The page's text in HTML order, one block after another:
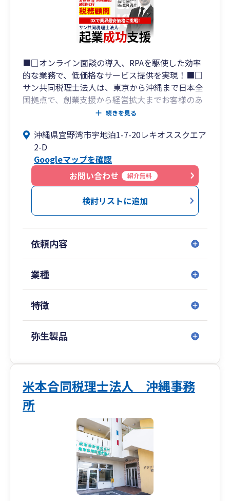
■□オンライン面談の導入、RPAを駆使した効率
的な業務で、低価格なサービス提供を実現！■□
サン共同税理士法人は、東京から沖縄まで日本全
国拠点で、創業支援から経営拡大までお客様のあ
らゆるニーズに対応した幅広いサービスを提供す
税務申告、記帳代行のみならず社会保険労務士・
行政書士・司法書士と連携し、創業時の資金調達
支援から、節税財務支援、経理代行、そして経営
拡大、IPO支援までワンストップサービスを提供
しています。
【サン共同税理士法人 拠点一覧】
・板橋オフィス： 東京都板橋区氷川町26-5 栄ビ
ル1Ｆ
・北千住オフィス： 東京都足立区千住1-4-1 東
小泉ビル４階
・横浜オフィス： 神奈川県横浜市西区みなとみら
い3-6-1 みなとみらいセンタービル19階
続きを見る
沖縄県宜野湾市宇地泊1-7-20レキオススクエア
2-D
Googleマップを確認
お問い合わせ
紹介無料
検討リストに追加
依頼内容
業種
特徴
弥生製品
米本合同税理士法人 沖縄事務
所